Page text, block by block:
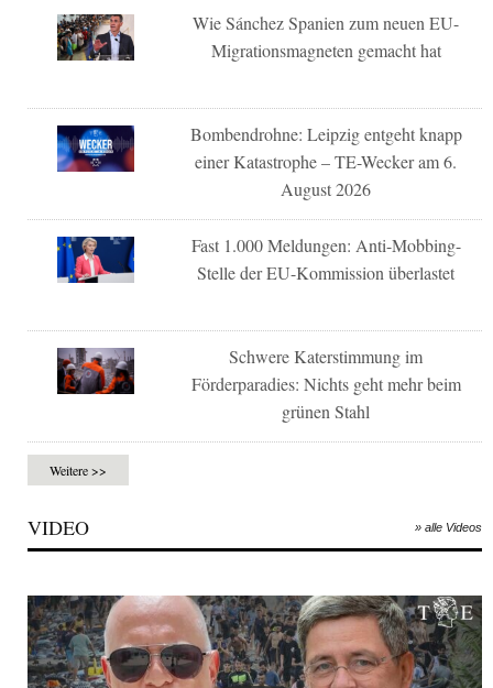
Wie Sánchez Spanien zum neuen EU-
Migrationsmagneten gemacht hat
Bombendrohne: Leipzig entgeht knapp
einer Katastrophe – TE-Wecker am 6.
August 2026
Fast 1.000 Meldungen: Anti-Mobbing-
Stelle der EU-Kommission überlastet
Schwere Katerstimmung im
Förderparadies: Nichts geht mehr beim
grünen Stahl
Weitere >>
VIDEO » alle Videos